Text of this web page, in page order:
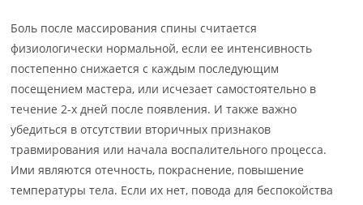
Боль после массирования спины считается
физиологически нормальной, если ее интенсивность
постепенно снижается с каждым последующим
посещением мастера, или исчезает самостоятельно в
течение 2-х дней после появления. И также важно
убедиться в отсутствии вторичных признаков
травмирования или начала воспалительного процесса.
Ими являются отечность, покраснение, повышение
температуры тела. Если их нет, повода для беспокойства